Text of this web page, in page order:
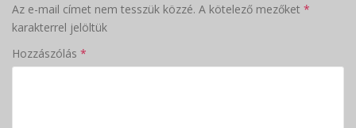
Az e-mail címet nem tesszük közzé. A kötelező mezőket *
karakterrel jelöltük
Hozzászólás *